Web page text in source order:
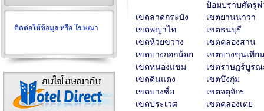
ติดต่อให้ข้อมูล หรือ โฆษณา
ป้อมปราบศัตรูพ่
เขตลาดกระบัง
เขตยานนาวา
เขตพญาไท
เขตธนบุรี
เขตห้วยขวาง
เขตคลองสาน
เขตบางกอกน้อย
เขตบางขุนเทีย
เขตหนองแขม
เขตราษฎร์บูรณ
เขตดินแดง
เขตบึงกุ่ม
เขตบางซื่อ
เขตจตุจักร
เขตประเวศ
เขตคลองเตย